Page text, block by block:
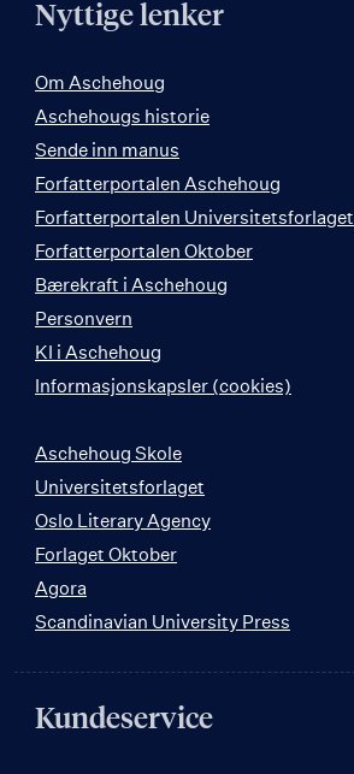
Nyttige lenker
Om Aschehoug
Aschehougs historie
Sende inn manus
Forfatterportalen Aschehoug
Forfatterportalen Universitetsforlaget
Forfatterportalen Oktober
Bærekraft i Aschehoug
Personvern
KI i Aschehoug
Informasjonskapsler (cookies)
Aschehoug Skole
Universitetsforlaget
Oslo Literary Agency
Forlaget Oktober
Agora
Scandinavian University Press
Kundeservice